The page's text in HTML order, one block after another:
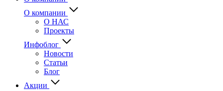
О компании
О НАС
Проекты
Инфоблог
Новости
Статьи
Блог
Акции